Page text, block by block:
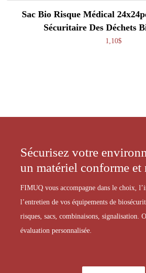
Sac Bio Risque Médical
Sécuritaire Des Déchets
1,10$
Sécurisez votre
un matériel conforme et
FIMUQ vous accompagne dans le choix,
l’entretien de vos équipements de
risques, sacs, combinaisons, signalisation.
évaluation personnalisée.